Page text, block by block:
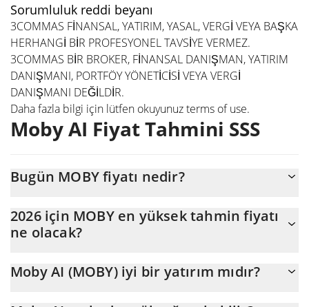
Sorumluluk reddi beyanı
3COMMAS FİNANSAL, YATIRIM, YASAL, VERGİ VEYA BAŞKA
HERHANGİ BİR PROFESYONEL TAVSİYE VERMEZ.
3COMMAS BİR BROKER, FİNANSAL DANIŞMAN, YATIRIM
DANIŞMANI, PORTFÖY YÖNETİCİSİ VEYA VERGİ
DANIŞMANI DEĞİLDİR.
Daha fazla bilgi için lütfen okuyunuzterms of use.
Moby AI Fiyat Tahmini SSS
Bugün MOBY fiyatı nedir?
$0,00178959 seviyesinde işlem görüyor
2026 için MOBY en yüksek tahmin fiyatı
ne olacak?
seviyesine ulaşması bekleniyor.
Moby AI (MOBY) iyi bir yatırım mıdır?